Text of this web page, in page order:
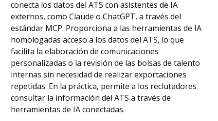
conecta los datos del ATS con asistentes de IA
externos, como Claude o ChatGPT, a través del
estándar MCP. Proporciona a las herramientas de IA
homologadas acceso a los datos del ATS, lo que
facilita la elaboración de comunicaciones
personalizadas o la revisión de las bolsas de talento
internas sin necesidad de realizar exportaciones
repetidas. En la práctica, permite a los reclutadores
consultar la información del ATS a través de
herramientas de IA conectadas.